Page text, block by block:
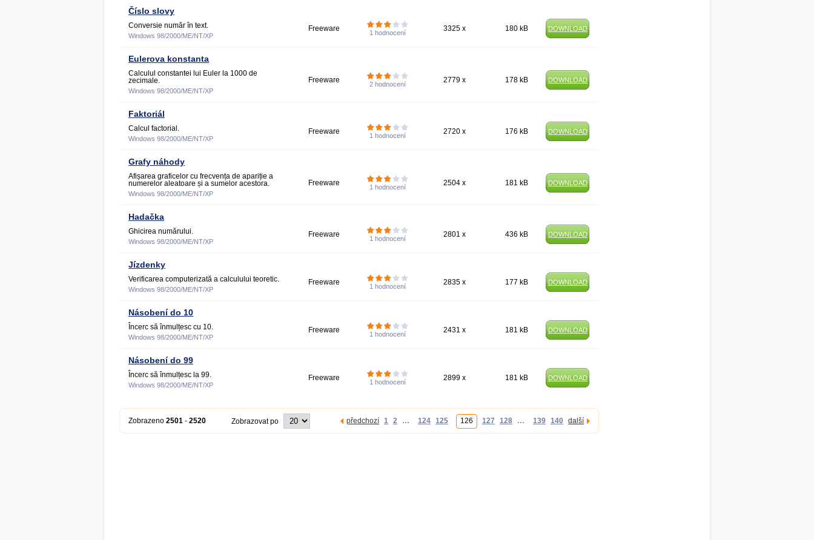
Číslo slovy
Conversie număr în text.
Windows 98/2000/ME/NT/XP
Freeware 1 hodnocení 3325 x 180 kB DOWNLOAD
Eulerova konstanta
Calculul constantei lui Euler la 1000 de
zecimale.
Windows 98/2000/ME/NT/XP
Freeware 2 hodnocení 2779 x 178 kB DOWNLOAD
Faktoriál
Calcul factorial.
Windows 98/2000/ME/NT/XP
Freeware 1 hodnocení 2720 x 176 kB DOWNLOAD
Grafy náhody
Afișarea graficelor cu frecvența de apariție a
numerelor aleatoare și a sumelor acestora.
Windows 98/2000/ME/NT/XP
Freeware 1 hodnocení 2504 x 181 kB DOWNLOAD
Hadačka
Ghicirea numărului.
Windows 98/2000/ME/NT/XP
Freeware 1 hodnocení 2801 x 436 kB DOWNLOAD
Jízdenky
Verificarea computerizată a calculului teoretic.
Windows 98/2000/ME/NT/XP
Freeware 1 hodnocení 2835 x 177 kB DOWNLOAD
Násobení do 10
Încerc să înmulțesc cu 10.
Windows 98/2000/ME/NT/XP
Freeware 1 hodnocení 2431 x 181 kB DOWNLOAD
Násobení do 99
Încerc să înmulțesc la 99.
Windows 98/2000/ME/NT/XP
Freeware 1 hodnocení 2899 x 181 kB DOWNLOAD
Zobrazeno 2501 - 2520 Zobrazovat po předchozí 1 2 … 124 125 126 127 128 … 139 140 další